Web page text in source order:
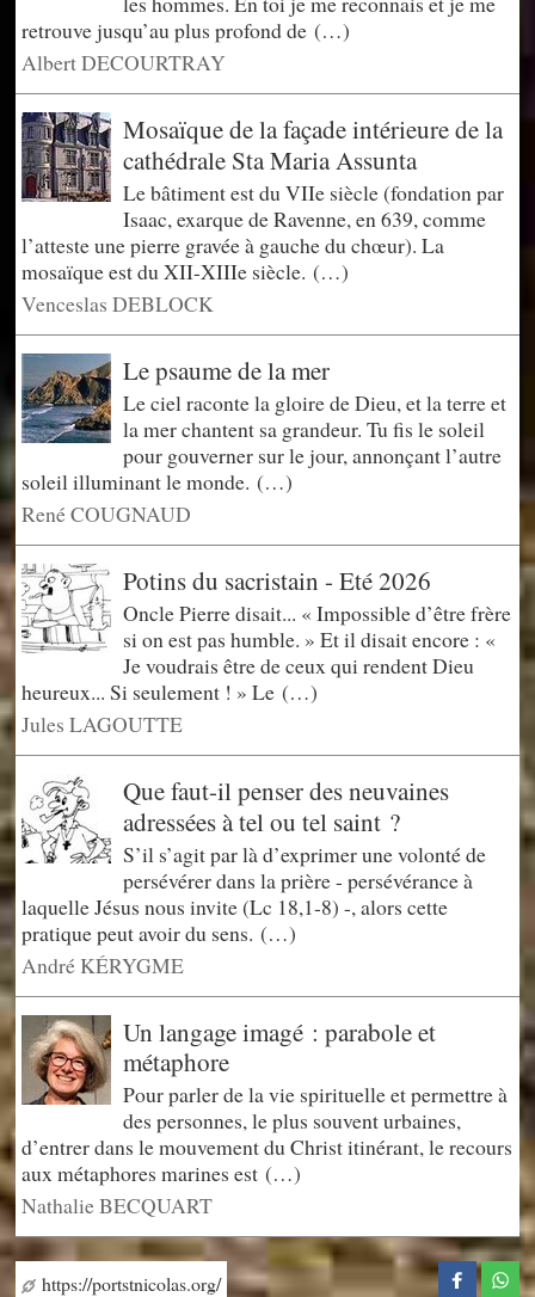
retrouve jusqu’au plus profond de (…)
Albert DECOURTRAY
Mosaïque de la façade intérieure de la
cathédrale Sta Maria Assunta
Le bâtiment est du VIIe siècle (fondation par
Isaac, exarque de Ravenne, en 639, comme
l’atteste une pierre gravée à gauche du chœur). La
mosaïque est du XII-XIIIe siècle. (…)
Venceslas DEBLOCK
Le psaume de la mer
Le ciel raconte la gloire de Dieu, et la terre et
la mer chantent sa grandeur. Tu fis le soleil
pour gouverner sur le jour, annonçant l’autre
soleil illuminant le monde. (…)
René COUGNAUD
Potins du sacristain - Eté 2026
Oncle Pierre disait... « Impossible d’être frère
si on est pas humble. » Et il disait encore : «
Je voudrais être de ceux qui rendent Dieu
heureux... Si seulement ! » Le (…)
Jules LAGOUTTE
Que faut-il penser des neuvaines
adressées à tel ou tel saint ?
S’il s’agit par là d’exprimer une volonté de
persévérer dans la prière - persévérance à
laquelle Jésus nous invite (Lc 18,1-8) -, alors cette
pratique peut avoir du sens. (…)
André KÉRYGME
Un langage imagé : parabole et
métaphore
Pour parler de la vie spirituelle et permettre à
des personnes, le plus souvent urbaines,
d’entrer dans le mouvement du Christ itinérant, le recours
aux métaphores marines est (…)
Nathalie BECQUART
https://portstnicolas.org/